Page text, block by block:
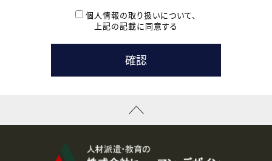
本登録に関するご連絡および本登録時の参考情報として利
たします。
( 3 ) スタッフ派遣を検討されている企業の皆様
お問い合わせの内容に回答するために利用いたします。
なお、ご連絡手段は、電話・Ｅメールのいずれかの方法とい
資料送付、受講相談に関するご連絡のために利用いたしま
その他、お問い合わせの内容に回答するために利用いたし
個人情報の取り扱いについて、
上記の記載に同意する